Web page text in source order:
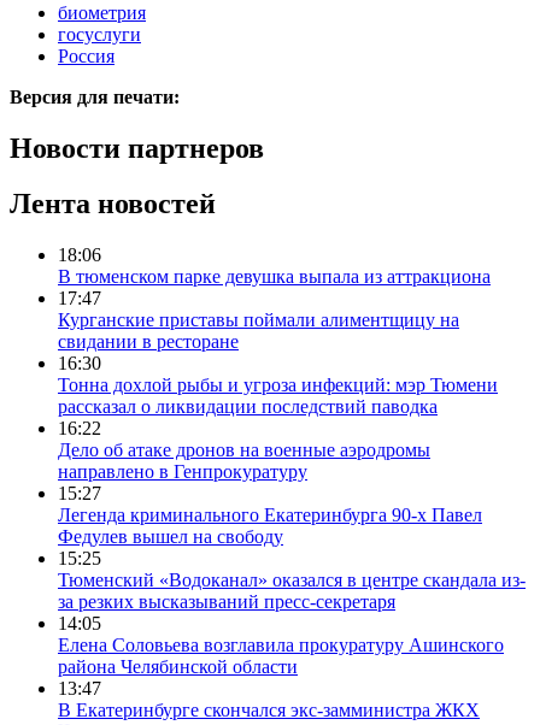
биометрия
госуслуги
Россия
Версия для печати:
Новости партнеров
Лента новостей
18:06
В тюменском парке девушка выпала из аттракциона
17:47
Курганские приставы поймали алиментщицу на
свидании в ресторане
16:30
Тонна дохлой рыбы и угроза инфекций: мэр Тюмени
рассказал о ликвидации последствий паводка
16:22
Дело об атаке дронов на военные аэродромы
направлено в Генпрокуратуру
15:27
Легенда криминального Екатеринбурга 90-х Павел
Федулев вышел на свободу
15:25
Тюменский «Водоканал» оказался в центре скандала из-
за резких высказываний пресс-секретаря
14:05
Елена Соловьева возглавила прокуратуру Ашинского
района Челябинской области
13:47
В Екатеринбурге скончался экс-замминистра ЖКХ